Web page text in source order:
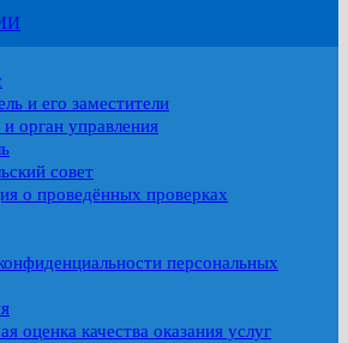
и его заместители
орган управления
совет
о проведённых проверках
персональных
оценка качества оказания услуг